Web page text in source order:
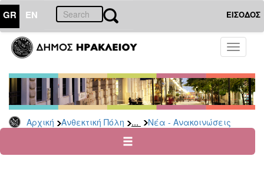
GR EN ΕΙΣΟΔΟΣ
Toggle
Αρχική Ανθεκτική Πόλη ... Νέα - Ανακοινώσεις
ΑΝΘΕΚΤΙΚΗ
ΠΟΛΗ
Κοινωνική
Πολιτική
Νέα
Ανακοινώσεις